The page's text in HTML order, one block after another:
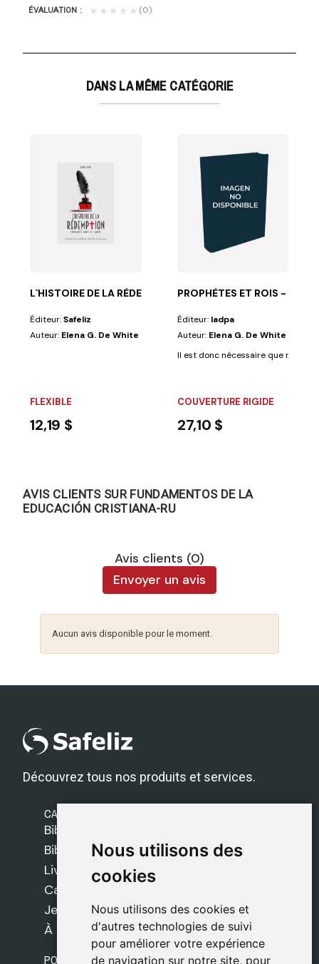
Nous utilisons des
cookies
Nous utilisons des cookies et
d'autres technologies de suivi
pour améliorer votre expérience
de navigation sur notre site, pour
Nous utilisons des
cookies
Nous utilisons des cookies et
d'autres technologies de suivi
pour améliorer votre expérience
de navigation sur notre site, pour
ÉVALUATION ★★★★★ (0)
DANS LA MÊME CATÉGORIE
DU SERMON S
Il sillonne la Galilée, guérit les...
L`HISTOIRE DE LA RÈDEMPTION
Éditeur:Safeliz
Auteur: Elena G. De White
FLEXIBLE
12,19 $
PROPHÈTES ET ROIS -
Éditeur: Iadpa
Auteur: Elena G. De White
Il est donc nécessaire que nous
COUVERTURE RIGIDE
27,10 $
AVIS CLIENTS SUR FUNDAMENTOS DE LA
EDUCACIÓN CRISTIANA-RU
Avis clients (0)
Envoyer un avis
Aucun avis disponible pour le moment.
Découvrez tous nos produits et services.
CATÉGORIES
Bibles Safeliz
Bibles
Livres
Cadeaux
Jeux
À propos de nous
POLITIQUES